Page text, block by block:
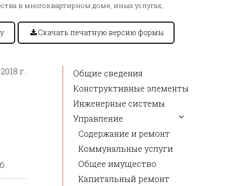
в многоквартирном доме, иных услугах,
Скачать печатную версию формы
г.
Общие сведения
Конструктивные элементы
Инженерные системы
Управление
Содержание и ремонт
Коммунальные услуги
Общее имущество
Капитальный ремонт